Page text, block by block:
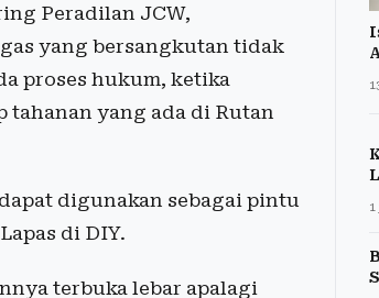
Peradilan JCW,
yang bersangkutan tidak
proses hukum, ketika
yang ada di Rutan
digunakan sebagai pintu
di DIY.
terbuka lebar apalagi